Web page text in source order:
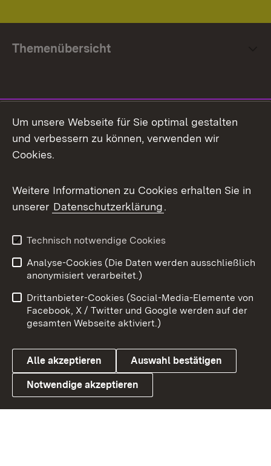
Themenübersicht
Facebook
X / Twitter
Youtube
Link zum Landesportal
Impressum
Kontakt
Barrierefreiheit
Datenschutz
Cookies
Um unsere Webseite für Sie optimal gestalten
und verbessern zu können, verwenden wir
Cookies.
Weitere Informationen zu Cookies erhalten Sie in
unserer Datenschutzerklärung.
Technisch notwendige Cookies
Analyse-Cookies (Die Daten werden ausschließlich
anonymisiert verarbeitet.)
Drittanbieter-Cookies (Social-Media-Elemente von
Facebook, X / Twitter und Google werden auf der
gesamten Webseite aktiviert.)
Alle akzeptieren Auswahl bestätigen
Notwendige akzeptieren